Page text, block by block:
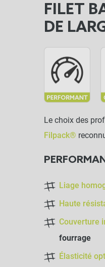
FILET
DE
Le choix des
Filpack®
Liage
Haute
Couverture
fourrage
Élasticité